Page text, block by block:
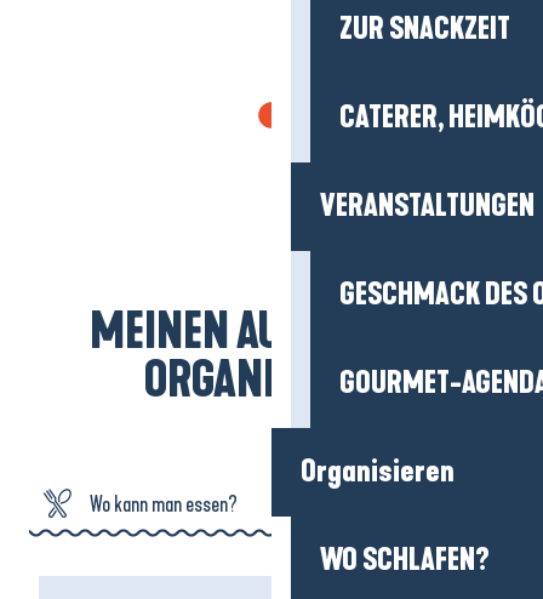
ZUR SNACKZEIT
CATERER,
VERANSTALTUNGEN
GESCHMACK DES
GOURMET-
Organisieren
WO SCHLAFEN?
DIE PARKS UND WÄLDER
VON LA BAULE
und Stadt. Man kommt hierher, um im
genießen, die zu jeder Jahreszeit zugänglich...
Mehr erfahren
MEINEN AUFENTHALT
ORGANISIEREN
Wo kann man essen?
Wo schlafen?